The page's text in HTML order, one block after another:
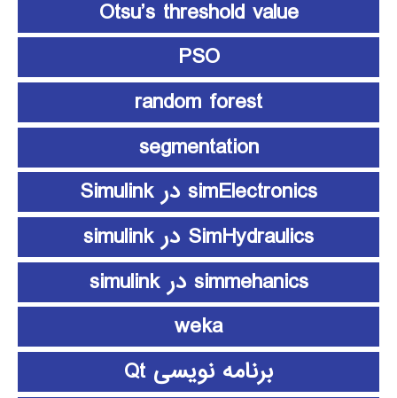
Otsu’s threshold value
PSO
random forest
segmentation
simElectronics در Simulink
SimHydraulics در simulink
simmehanics در simulink
weka
برنامه نویسی Qt